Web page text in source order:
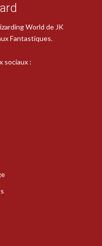
World de JK
Fantastiques.
sociaux :